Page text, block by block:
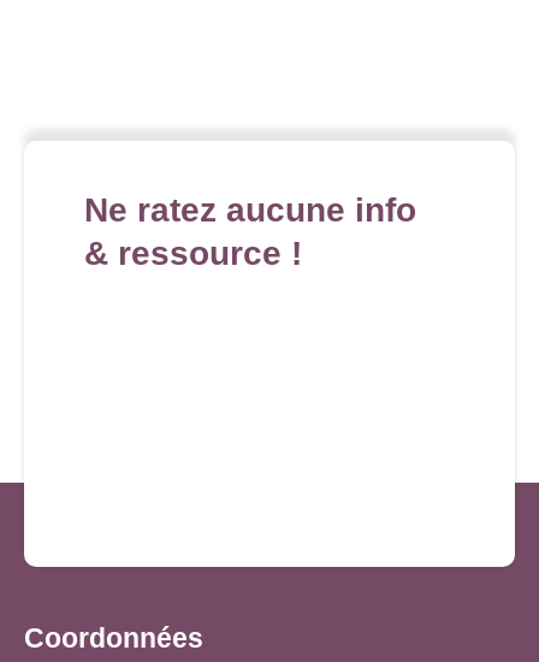
Ne ratez aucune info
& ressource !
Coordonnées